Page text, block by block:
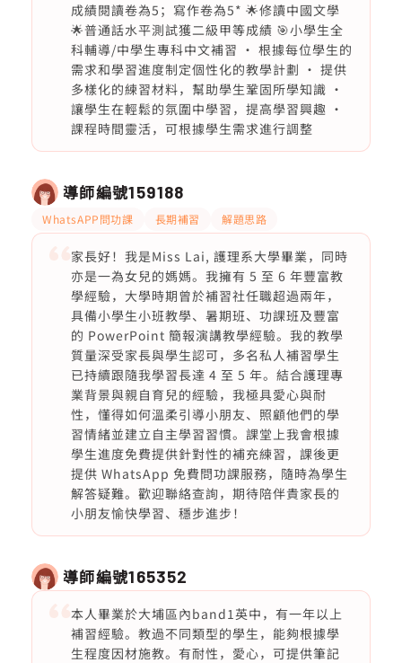
成績閱讀卷為5；寫作卷為5* 🌟修讀中國文學
🌟普通話水平測試獲二級甲等成績 🎯小學生全
科輔導/中學生專科中文補習 · 根據每位學生的
需求和學習進度制定個性化的教學計劃 · 提供
多樣化的練習材料，幫助學生鞏固所學知識 ·
讓學生在輕鬆的氛圍中學習，提高學習興趣 ·
課程時間靈活，可根據學生需求進行調整
導師編號159188
WhatsAPP問功課 長期補習 解題思路
家長好！我是Miss Lai, 護理系大學畢業，同時
亦是一為女兒的媽媽。我擁有 5 至 6 年豐富教
學經驗，大學時期曾於補習社任職超過兩年，
具備小學生小班教學、暑期班、功課班及豐富
的 PowerPoint 簡報演講教學經驗。我的教學
質量深受家長與學生認可，多名私人補習學生
已持續跟隨我學習長達 4 至 5 年。結合護理專
業背景與親自育兒的經驗，我極具愛心與耐
性，懂得如何溫柔引導小朋友、照顧他們的學
習情緒並建立自主學習習慣。課堂上我會根據
學生進度免費提供針對性的補充練習，課後更
提供 WhatsApp 免費問功課服務，隨時為學生
解答疑難。歡迎聯絡查詢，期待陪伴貴家長的
小朋友愉快學習、穩步進步！
導師編號165352
本人畢業於大埔區內band1英中，有一年以上
補習經驗。教過不同類型的學生，能夠根據學
生程度因材施教。有耐性，愛心，可提供筆記